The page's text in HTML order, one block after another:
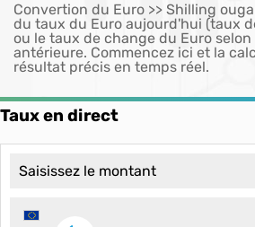
Convertion du Euro >> Shilling
du taux du Euro aujourd'hui (taux
ou le taux de change du Euro
antérieure. Commencez ici et la
résultat précis en temps réel.
Taux en direct